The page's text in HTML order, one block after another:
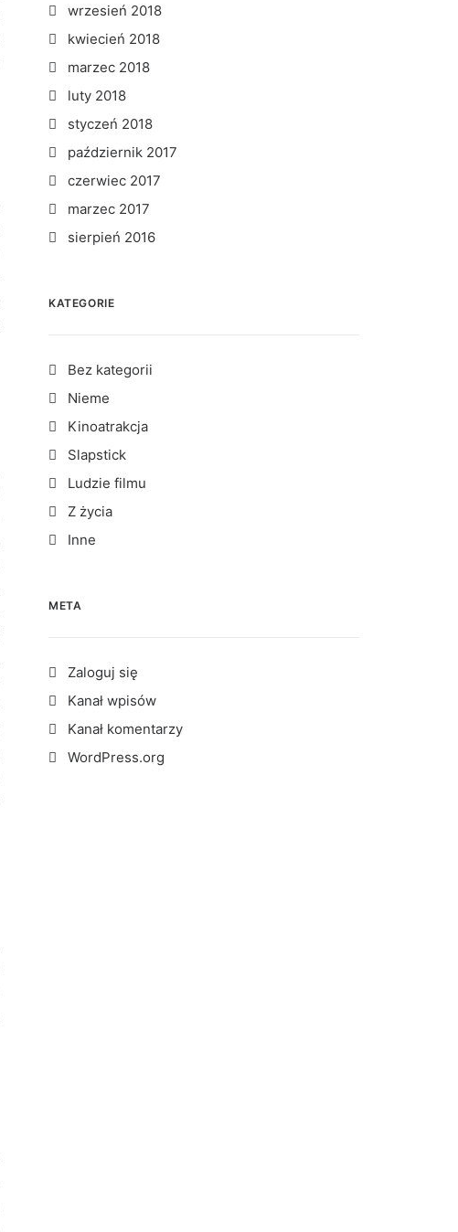
wrzesień 2018
kwiecień 2018
marzec 2018
luty 2018
styczeń 2018
październik 2017
czerwiec 2017
marzec 2017
sierpień 2016
KATEGORIE
Bez kategorii
Nieme
Kinoatrakcja
Slapstick
Ludzie filmu
Z życia
Inne
META
Zaloguj się
Kanał wpisów
Kanał komentarzy
WordPress.org